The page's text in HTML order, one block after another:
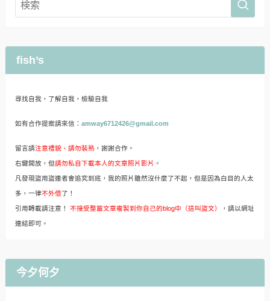
fish’s
尋找自我，了解自我，檢驗自我
如有合作提案請來信： amway6712426@gmail.com
留言請注意禮貌、請勿裝熟，謝謝合作。
右鍵開放，但請勿私自下載本人的文章照片影片 。
凡發現盜用盜連者會追究到底，我的照片雖然沒什麼了不起，但是因為白目的人太
多，一律不外借了！
引用轉載請注意！ 不接受整篇文章複製到你自己的blog中（這叫盜文） ，請以網址
連結即可。
今夕何夕